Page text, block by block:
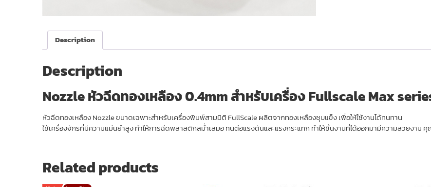
Description
Description
Nozzle หัวฉีดทองเหลือง 0.4mm สำหรับเครื่อง Fullscale Max
หัวฉีดทองเหลือง Nozzle ขนาดเฉพาะสำหรับเครื่องพิมพ์สามมิติ FullScale ผลิตจากทองเหลืองชุบแข็ง เพื่อให้ใช้งานได้ทนทาน
ใช้เครื่องจักรที่มีความแม่นยำสูง ทำให้การฉีดพลาสติกสม่ำเสมอ ทนต่อแรงดันและแรงกระแทก ทำให้ชิ้นงานที่ได้ออกมามีความสวยงาม
Related products